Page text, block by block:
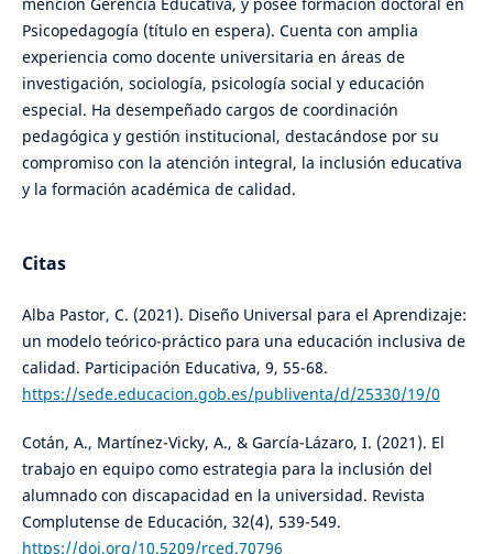
Psicopedagogía (título en espera). Cuenta con amplia
experiencia como docente universitaria en áreas de
investigación, sociología, psicología social y educación
especial. Ha desempeñado cargos de coordinación
pedagógica y gestión institucional, destacándose por su
compromiso con la atención integral, la inclusión educativa
y la formación académica de calidad.
Citas
Alba Pastor, C. (2021). Diseño Universal para el Aprendizaje:
un modelo teórico-práctico para una educación inclusiva de
calidad. Participación Educativa, 9, 55-68.
https://sede.educacion.gob.es/publiventa/d/25330/19/0
Cotán, A., Martínez-Vicky, A., & García-Lázaro, I. (2021). El
trabajo en equipo como estrategia para la inclusión del
alumnado con discapacidad en la universidad. Revista
Complutense de Educación, 32(4), 539-549.
https://doi.org/10.5209/rced.70796